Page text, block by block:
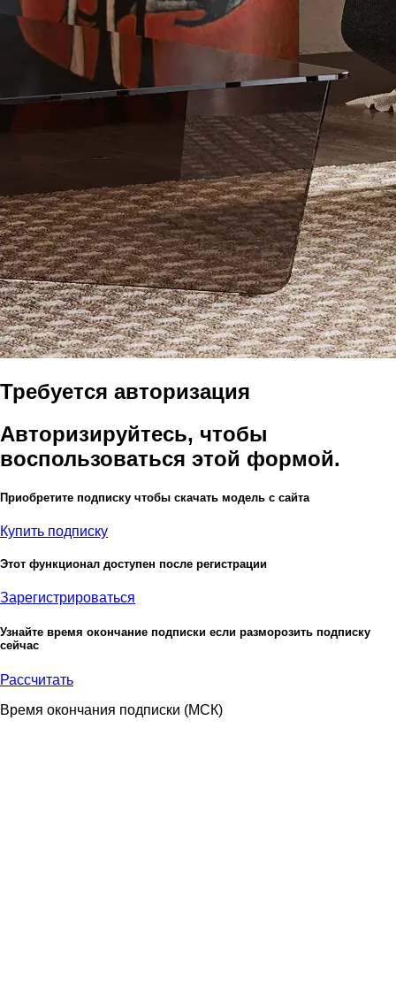
Требуется авторизация
Авторизируйтесь, чтобы
воспользоваться этой формой.
Приобретите подписку чтобы скачать модель с сайта
Купить подписку
Этот функционал доступен после регистрации
Зарегистрироваться
Узнайте время окончание подписки если разморозить подписку
сейчас
Рассчитать
Время окончания подписки (МСК)